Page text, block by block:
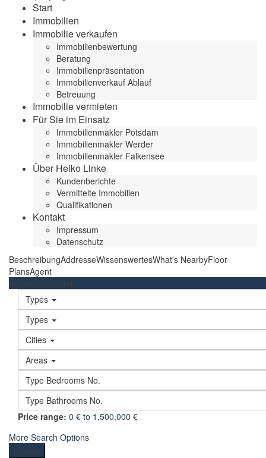
Start
Immobilien
Immobilie verkaufen
Immobilienbewertung
Beratung
Immobilienpräsentation
Immobilienverkauf Ablauf
Betreuung
Immobilie vermieten
Für Sie im Einsatz
Immobilienmakler Potsdam
Immobilienmakler Werder
Immobilienmakler Falkensee
Über Heiko Linke
Kundenberichte
Vermittelte Immobilien
Qualifikationen
Kontakt
Impressum
Datenschutz
BeschreibungAddresseWissenswertesWhat's NearbyFloor
PlansAgent
Advanced Search
Types
Types
Cities
Areas
Price range: 0 € to 1,500,000 €
More Search Options